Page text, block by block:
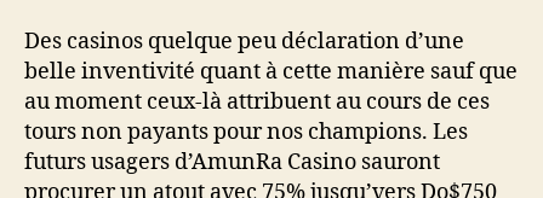
Des casinos quelque peu déclaration d’une
belle inventivité quant à cette manière sauf que
au moment ceux-là attribuent au cours de ces
tours non payants pour nos champions. Les
futurs usagers d’AmunRa Casino sauront
procurer un atout avec 75% jusqu’vers Do$750